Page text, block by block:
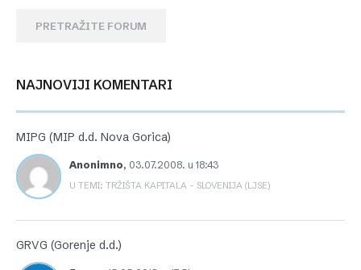
PRETRAŽITE FORUM
NAJNOVIJI KOMENTARI
MIPG (MIP d.d. Nova Gorica)
Anonimno, 03.07.2008. u 18:43
U TEMI: TRŽIŠTA KAPITALA – SLOVENIJA (LJSE)
GRVG (Gorenje d.d.)